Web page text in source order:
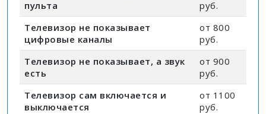
пульта
руб.
Телевизор не показывает
цифровые каналы
от 800
руб.
Телевизор не показывает, а звук
есть
от 900
руб.
Телевизор сам включается и
выключается
от 1100
руб.